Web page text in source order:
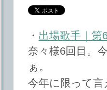
・ 出場歌手｜第
奈々様6回目。
ぁ。
今年に限って